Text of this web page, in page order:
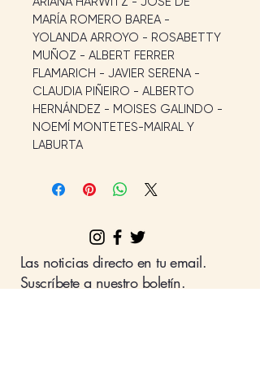
MARÍA ROMERO BAREA -
YOLANDA ARROYO - ROSABETTY
MUÑOZ - ALBERT FERRER
FLAMARICH - JAVIER SERENA -
CLAUDIA PIÑEIRO - ALBERTO
HERNÁNDEZ - MOISES GALINDO -
NOEMÍ MONTETES-MAIRAL Y
LABURTA
Las noticias directo en tu email.
Suscríbete a nuestro boletín.